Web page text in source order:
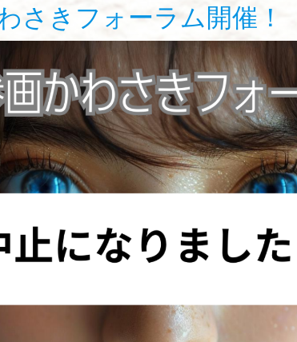
さきフォーラム開催！